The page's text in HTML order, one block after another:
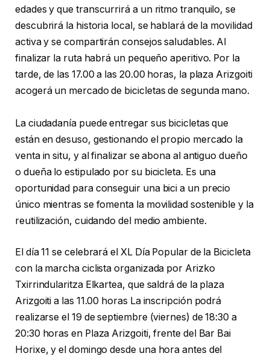
edades y que transcurrirá a un ritmo tranquilo, se
descubrirá la historia local, se hablará de la movilidad
activa y se compartirán consejos saludables. Al
finalizar la ruta habrá un pequeño aperitivo. Por la
tarde, de las 17.00 a las 20.00 horas, la plaza Arizgoiti
acogerá un mercado de bicicletas de segunda mano.
La ciudadanía puede entregar sus bicicletas que
están en desuso, gestionando el propio mercado la
venta in situ, y al finalizar se abona al antiguo dueño
o dueña lo estipulado por su bicicleta. Es una
oportunidad para conseguir una bici a un precio
único mientras se fomenta la movilidad sostenible y la
reutilización, cuidando del medio ambiente.
El día 11 se celebrará el XL Día Popular de la Bicicleta
con la marcha ciclista organizada por Arizko
Txirrindularitza Elkartea, que saldrá de la plaza
Arizgoiti a las 11.00 horas La inscripción podrá
realizarse el 19 de septiembre (viernes) de 18:30 a
20:30 horas en Plaza Arizgoiti, frente del Bar Bai
Horixe, y el domingo desde una hora antes del